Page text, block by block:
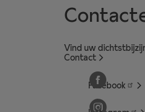
Vind uw
Contact
Facebook